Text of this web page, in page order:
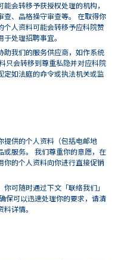
会转移予获授权处理的机构，
查、品格操守审查等。 在取得你
个人资料可能会转移予应科院赞
处理招聘事宜。
助我们的服务供应商，如作系统
只会转移到尊重私隐并对应科院
定如法庭的命令或执法机关或监
提供的个人资料（包括电邮地
或服务。 我们尊重你的意愿，在
你的个人资料向你进行直接促销
可随时通过下文「联络我们」
保可以迅速处理你的要求，请清
详情。